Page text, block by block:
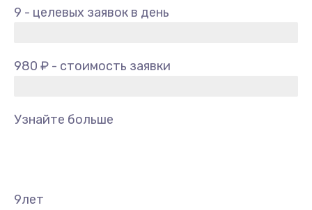
9 - целевых заявок в день
980 ₽ - стоимость заявки
Узнайте больше
9лет